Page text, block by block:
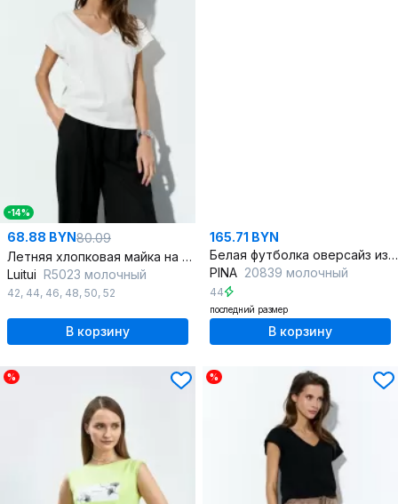
-14%
68.88 BYN80.09
Летняя хлопковая майка на каждый день в белом цвете
Luitui R5023 молочный
42, 44, 46, 48, 50, 52
В корзину
165.71 BYN
Белая футболка оверсайз из хлопкового трикотажа с печатью
PINA 20839 молочный
44
последний размер
В корзину
% %